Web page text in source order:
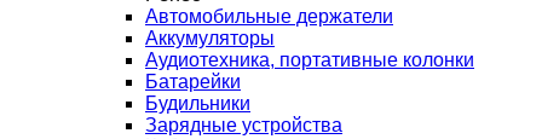
Автомобильные держатели
Аккумуляторы
Аудиотехника, портативные колонки
Батарейки
Будильники
Зарядные устройства